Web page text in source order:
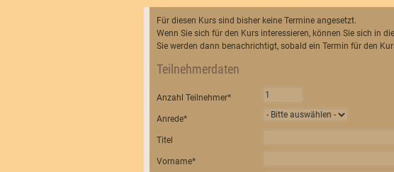
Für diesen Kurs sind bisher keine Termine angesetzt.
Wenn Sie sich für den Kurs interessieren, können Sie sich in
Sie werden dann benachrichtigt, sobald ein Termin für den
Teilnehmerdaten
Anzahl Teilnehmer*
Anrede*
Titel
Vorname*